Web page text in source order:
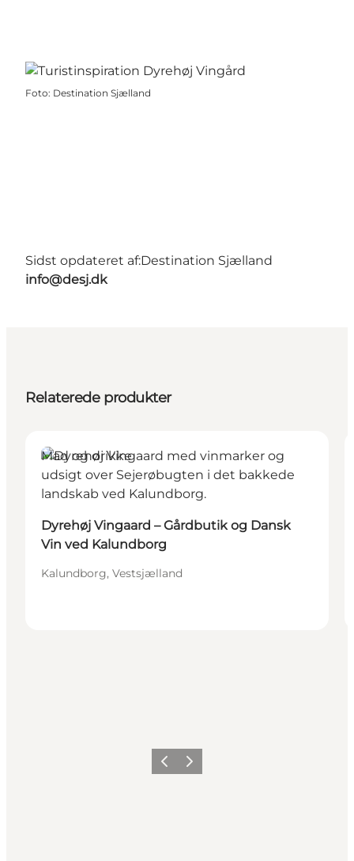
Foto: Destination Sjælland
Sidst opdateret af:Destination Sjælland
info@desj.dk
Relaterede produkter
Mad og drikke
Dyrehøj Vingaard – Gårdbutik og Dansk
Vin ved Kalundborg
Kalundborg, Vestsjælland
ForrigeNæste